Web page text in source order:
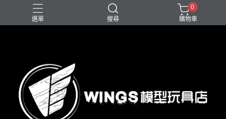
選單 搜尋
0
購物車